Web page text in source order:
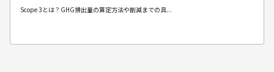
Scope 3とは？GHG排出量の算定方法や削減までの具...